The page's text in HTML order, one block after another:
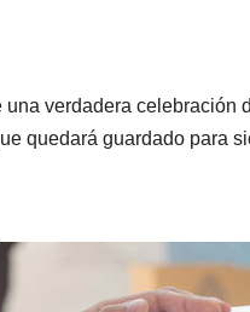
verdadera celebración
quedará guardado para